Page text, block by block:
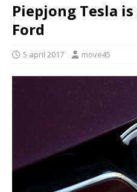
Piepjong Tesla
Ford
5 april 2017 move45